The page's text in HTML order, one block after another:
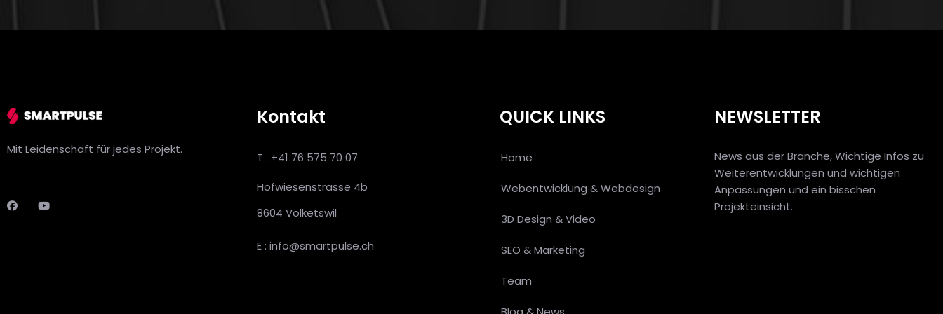
Mit Leidenschaft für jedes Projekt.
Kontakt
T : +41 76 575 70 07
Hofwiesenstrasse 4b
8604 Volketswil
E : info@smartpulse.ch
QUICK LINKS
Home
Webentwicklung & Webdesign
3D Design & Video
SEO & Marketing
Team
NEWSLETTER
News aus der Branche, Wichtige Infos zu
Weiterentwicklungen und wichtigen
Anpassungen und ein bisschen
Projekteinsicht.